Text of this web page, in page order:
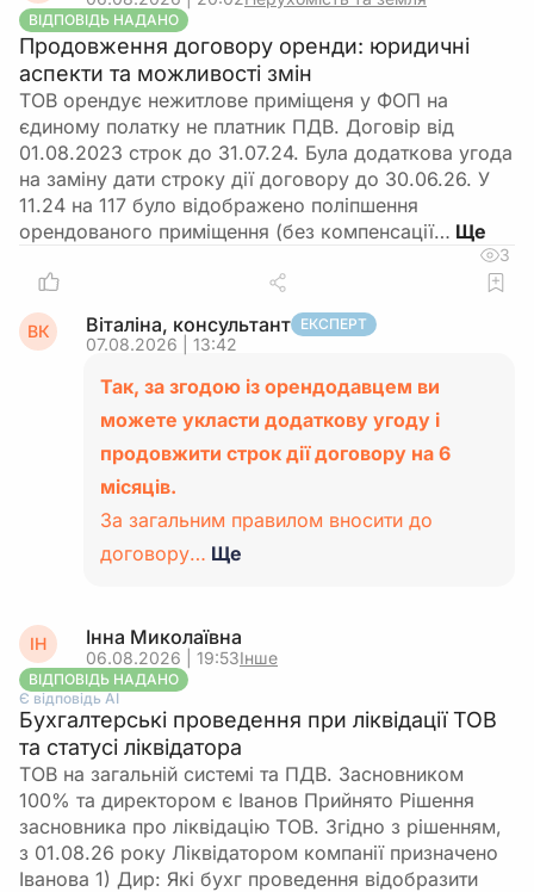
ВІДПОВІДЬ НАДАНО
Продовження договору оренди: юридичні
аспекти та можливості змін
ТОВ орендує нежитлове приміщеня у ФОП на
єдиному полатку не платник ПДВ. Договір від
01.08.2023 строк до 31.07.24. Була додаткова угода
на заміну дати строку дії договору до 30.06.26. У
11.24 на 117 було відображено поліпшення
орендованого приміщення (без компенсації…
3
ВК Віталіна, консультант ЕКСПЕРТ
07.08.2026 | 13:42
Так, за згодою із орендодавцем ви
можете укласти додаткову угоду і
продовжити строк дії договору на 6
місяців.
За загальним правилом вносити до
договору… Ще
ІН Інна Миколаївна
06.08.2026 | 19:53Інше
ВІДПОВІДЬ НАДАНО
Є відповідь АІ
Бухгалтерські проведення при ліквідації ТОВ
та статусі ліквідатора
ТОВ на загальній системі та ПДВ. Засновником
100% та директором є Іванов Прийнято Рішення
засновника про ліквідацію ТОВ. Згідно з рішенням,
з 01.08.26 року Ліквідатором компанії призначено
Іванова 1) Дир: Які бухг проведення відобразити